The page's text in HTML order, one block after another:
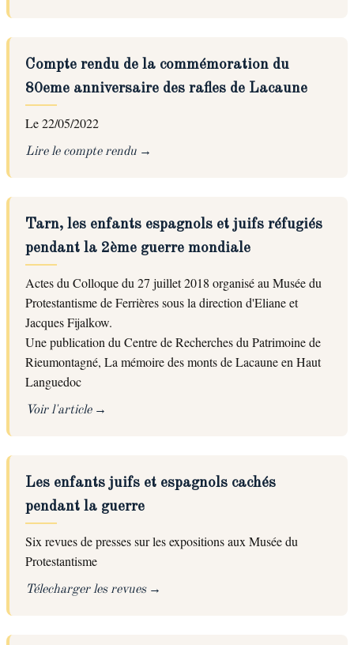
Compte rendu de la commémoration du
80eme anniversaire des rafles de Lacaune
Le 22/05/2022
Lire le compte rendu
Tarn, les enfants espagnols et juifs réfugiés
pendant la 2ème guerre mondiale
Actes du Colloque du 27 juillet 2018 organisé au Musée du
Protestantisme de Ferrières sous la direction d'Eliane et
Jacques Fijalkow.
Une publication du Centre de Recherches du Patrimoine de
Rieumontagné, La mémoire des monts de Lacaune en Haut
Languedoc
Voir l'article
Les enfants juifs et espagnols cachés
pendant la guerre
Six revues de presses sur les expositions aux Musée du
Protestantisme
Télecharger les revues